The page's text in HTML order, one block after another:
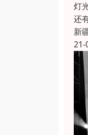
灯
还
新
21-